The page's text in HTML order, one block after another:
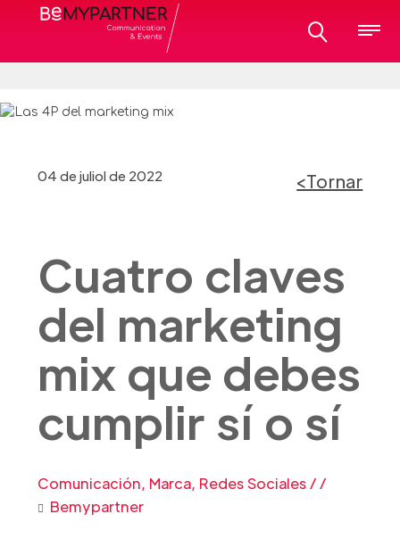
04 de juliol de 2022 <Tornar
Cuatro claves
del marketing
mix que debes
cumplir sí o sí
Comunicación, Marca, Redes Sociales / /
Bemypartner